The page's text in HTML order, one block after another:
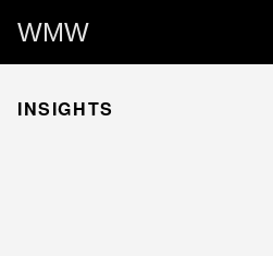
WMW
INSIGHTS